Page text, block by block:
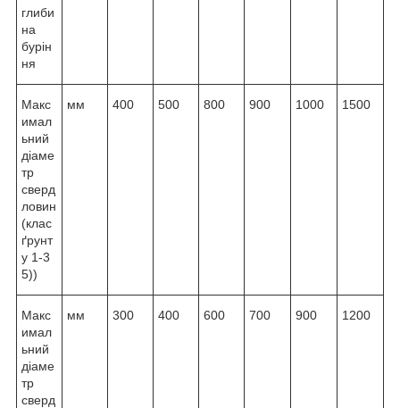
глиби
на
бурін
ня
Макс
имал
ьний
діаме
тр
сверд
ловин
(клас
ґрунт
у 1-3
5))
мм 400 500 800 900 1000 1500
Макс
имал
ьний
діаме
тр
сверд
мм 300 400 600 700 900 1200